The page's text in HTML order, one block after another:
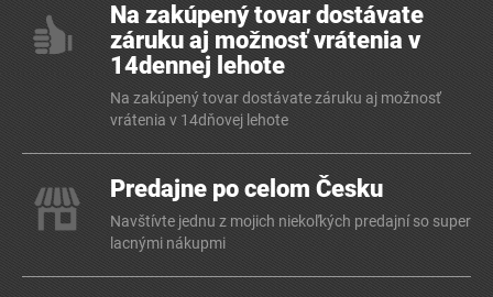
Na zakúpený tovar dostávate
záruku aj možnosť vrátenia v
14dennej lehote
Na zakúpený tovar dostávate záruku aj možnosť
vrátenia v 14dňovej lehote
Predajne po celom Česku
Navštívte jednu z mojich niekoľkých predajní so super
lacnými nákupmi